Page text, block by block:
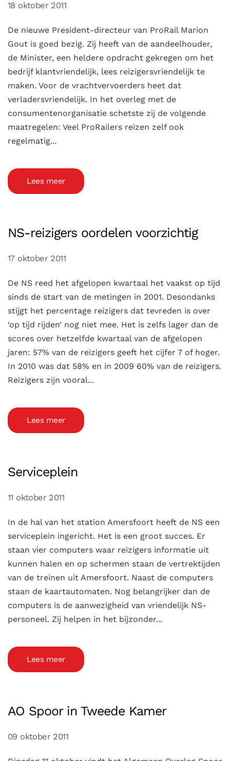
18 oktober 2011
De nieuwe President-directeur van ProRail Marion
Gout is goed bezig. Zij heeft van de aandeelhouder,
de Minister, een heldere opdracht gekregen om het
bedrijf klantvriendelijk, lees reizigersvriendelijk te
maken. Voor de vrachtvervoerders heet dat
verladersvriendelijk. In het overleg met de
consumentenorganisatie schetste zij de volgende
maatregelen: Veel ProRailers reizen zelf ook
regelmatig...
Lees meer
NS-reizigers oordelen voorzichtig
17 oktober 2011
De NS reed het afgelopen kwartaal het vaakst op tijd
sinds de start van de metingen in 2001. Desondanks
stijgt het percentage reizigers dat tevreden is over
‘op tijd rijden’ nog niet mee. Het is zelfs lager dan de
scores over hetzelfde kwartaal van de afgelopen
jaren: 57% van de reizigers geeft het cijfer 7 of hoger.
In 2010 was dat 58% en in 2009 60% van de reizigers.
Reizigers zijn vooral...
Lees meer
Serviceplein
11 oktober 2011
In de hal van het station Amersfoort heeft de NS een
serviceplein ingericht. Het is een groot succes. Er
staan vier computers waar reizigers informatie uit
kunnen halen en op schermen staan de vertrektijden
van de treinen uit Amersfoort. Naast de computers
staan de kaartautomaten. Nog belangrijker dan de
computers is de aanwezigheid van vriendelijk NS-
personeel. Zij helpen in het bijzonder...
Lees meer
AO Spoor in Tweede Kamer
09 oktober 2011